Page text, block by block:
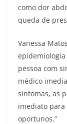
como dor
queda de
Vanessa
pessoa com
médico
sintomas, as
imediato
oportunos.”